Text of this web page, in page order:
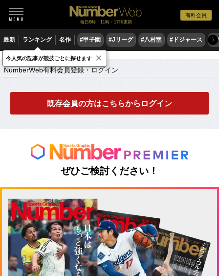
有料会員
毎日6時・11時・17時更新
最新 ランキング 名作 #甲子園 #Jリーグ #八村塁 #ドジャース #
〉
NumberWeb有料会員登録・ログイン
NumberWeb有料会員登録・ログイン
既存会員の方はこちらからログイン
ぜひご検討ください！
今人気の記事が競技ごとに探せます ×